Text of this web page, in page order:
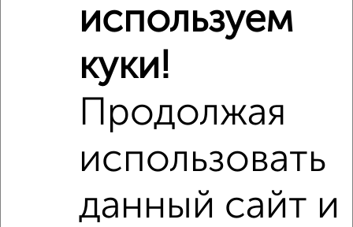
Расположение, инфраструктура рядом
Поликлиники
Продукты
Банкоматы
используем
куки!
Продолжая
использовать
данный сайт и